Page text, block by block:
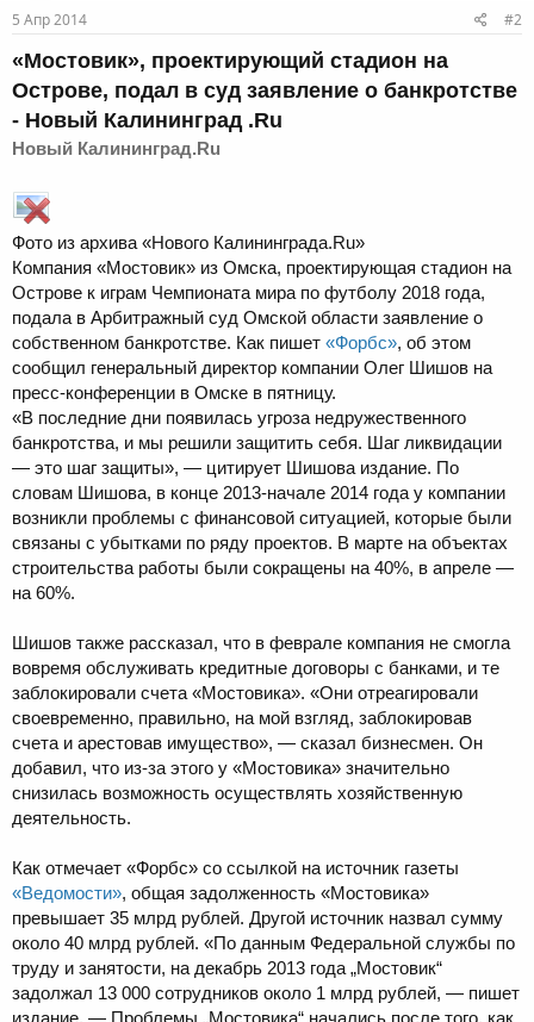
5 Апр 2014 #2
«Мостовик», проектирующий стадион на
Острове, подал в суд заявление о банкротстве
- Новый Калининград .Ru
Новый Калининград.Ru
Фото из архива «Нового Калининграда.Ru»
Компания «Мостовик» из Омска, проектирующая стадион на
Острове к играм Чемпионата мира по футболу 2018 года,
подала в Арбитражный суд Омской области заявление о
собственном банкротстве. Как пишет «Форбс», об этом
сообщил генеральный директор компании Олег Шишов на
пресс-конференции в Омске в пятницу.
«В последние дни появилась угроза недружественного
банкротства, и мы решили защитить себя. Шаг ликвидации
— это шаг защиты», — цитирует Шишова издание. По
словам Шишова, в конце 2013-начале 2014 года у компании
возникли проблемы с финансовой ситуацией, которые были
связаны с убытками по ряду проектов. В марте на объектах
строительства работы были сокращены на 40%, в апреле —
на 60%.
Шишов также рассказал, что в феврале компания не смогла
вовремя обслуживать кредитные договоры с банками, и те
заблокировали счета «Мостовика». «Они отреагировали
своевременно, правильно, на мой взгляд, заблокировав
счета и арестовав имущество», — сказал бизнесмен. Он
добавил, что из-за этого у «Мостовика» значительно
снизилась возможность осуществлять хозяйственную
деятельность.
Как отмечает «Форбс» со ссылкой на источник газеты
«Ведомости», общая задолженность «Мостовика»
превышает 35 млрд рублей. Другой источник назвал сумму
около 40 млрд рублей. «По данным Федеральной службы по
труду и занятости, на декабрь 2013 года „Мостовик“
задолжал 13 000 сотрудников около 1 млрд рублей, — пишет
издание. — Проблемы „Мостовика“ начались после того, как